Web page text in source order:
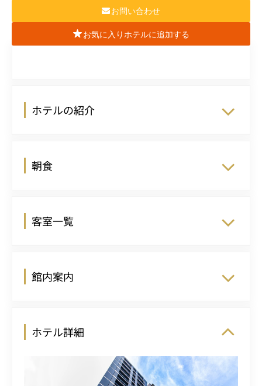
お問い合わせ
お気に入りホテルに追加する
ホテルの紹介
朝食
客室一覧
館内案内
ホテル詳細